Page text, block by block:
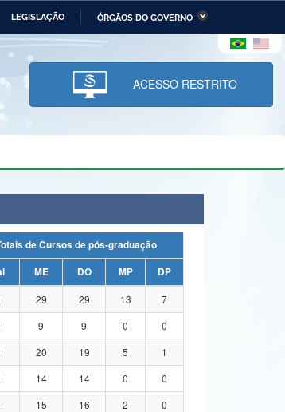
LEGISLAÇÃO ÓRGÃOS DO GOVERNO
Ministério da Infraestrutura
Ministério da Ciência,
Tecnologia, Inovações e
Comunicações
ACESSO RESTRITO
de Cursos de pós-graduação
ME DO MP
DP
29 29 13
7
9 9 0
0
20 19 5
1
14 14 0
0
15 16 2
0